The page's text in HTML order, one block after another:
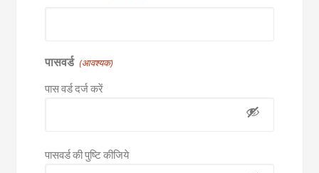
पासवर्ड (आवश्यक)
पास वर्ड दर्ज करें
पासवर्ड की पुष्टि कीजिये